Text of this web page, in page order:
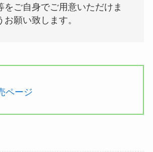
をご自身でご用意いただけま
お願い致します。
ページ